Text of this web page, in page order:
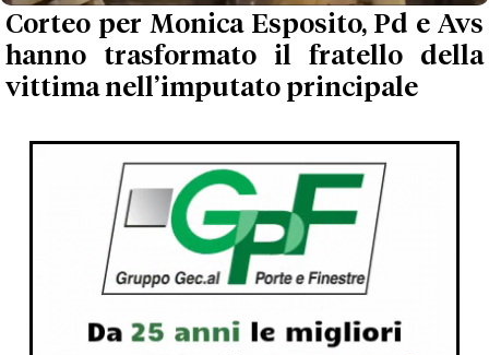
Corteo per Monica Esposito, Pd e Avs
hanno trasformato il fratello della
vittima nell’imputato principale